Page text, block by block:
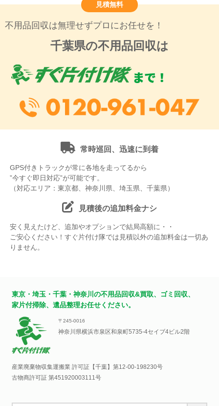
見積無料
不用品回収は無理せずプロにお任せを！
千葉県の不用品回収は
常時巡回、迅速に到着
GPS付きトラックが常に各地を走ってるから
”今すぐ即日対応”が可能です。
（対応エリア：東京都、神奈川県、埼玉県、千葉県）
見積後の追加料金ナシ
安く見えたけど、追加やオプションで結局高額に・・
ご安心ください！すぐ片付け隊では見積以外の追加料金は一切あ
りません。
東京・埼玉・千葉・神奈川の不用品回収&買取、ゴミ回収、
家片付掃除、遺品整理お任せください。
〒245-0016
神奈川県横浜市泉区和泉町5735-4セイブ4ビル2階
産業廃棄物収集運搬業 許可証【千葉】 第12-00-198230号
古物商許可証 第451920003111号